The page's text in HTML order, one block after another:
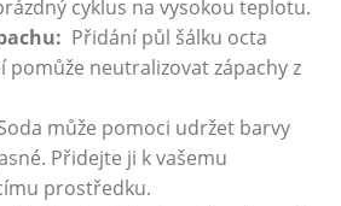
cyklus na vysokou teplotu.
‍ Přidání půl‍ šálku octa
pomůže neutralizovat zápachy ⁢z
může pomoci⁤ udržet barvy
Přidejte ji k vašemu
prostředku.